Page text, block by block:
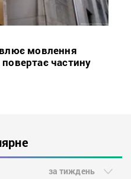
мовлення
частину
за тиждень